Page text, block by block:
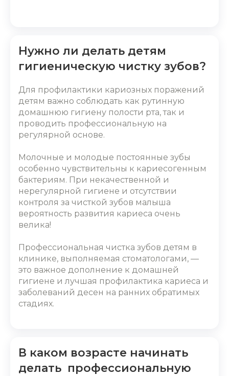
Нужно ли делать детям
гигиеническую чистку зубов?
Для профилактики кариозных поражений
детям важно соблюдать как рутинную
домашнюю гигиену полости рта, так и
проводить профессиональную на
регулярной основе.
Молочные и молодые постоянные зубы
особенно чувствительны к кариесогенным
бактериям. При некачественной и
нерегулярной гигиене и отсутствии
контроля за чисткой зубов малыша
вероятность развития кариеса очень
велика!
Профессиональная чистка зубов детям в
клинике, выполняемая стоматологами, —
это важное дополнение к домашней
гигиене и лучшая профилактика кариеса и
заболеваний десен на ранних обратимых
стадиях.
В каком возрасте начинать
делать профессиональную